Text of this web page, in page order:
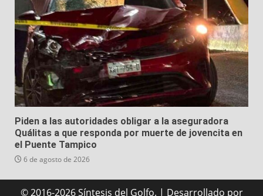
Piden a las autoridades obligar a la aseguradora
Quálitas a que responda por muerte de jovencita en
el Puente Tampico
6 de agosto de 2026
© 2016-2026 Síntesis del Golfo. | Desarrollado por